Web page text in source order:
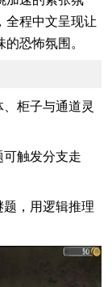
全程中文呈现让
恐怖氛围。
柜子与通道灵
触发分支走
，用逻辑推理